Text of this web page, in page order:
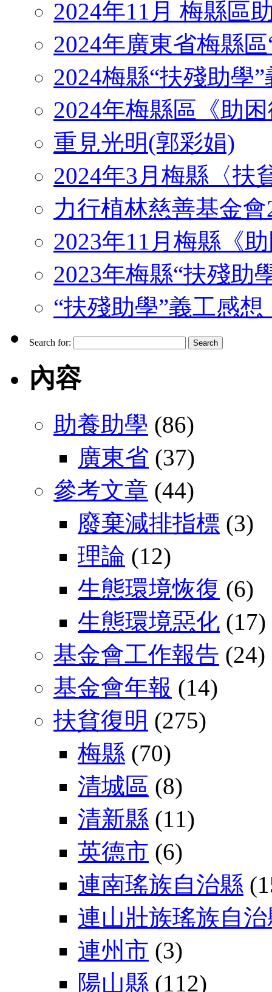
2024年11月 梅縣區
2024年廣東省梅縣
2024梅縣“扶殘助學
2024年梅縣區《助
重見光明(郭彩娟)
2024年3月梅縣〈扶
力行植林慈善基金
2023年11月梅縣《
2023年梅縣“扶殘助
“扶殘助學”義工感想
Search for:
內容
助養助學 (86)
廣東省 (37)
參考文章 (44)
廢棄減排指標 (3)
理論 (12)
生態環境恢復 (6)
生態環境惡化 (17)
基金會工作報告 (24)
基金會年報 (14)
扶貧復明 (275)
梅縣 (70)
清城區 (8)
清新縣 (11)
英德市 (6)
連南瑤族自治縣
連山壯族瑤族自
連州市 (3)
陽山縣 (112)